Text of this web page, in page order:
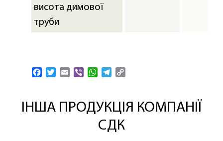
висота димової
труби
Facebook
TwitterEmailViberWhatsApp
Telegram
ІНША ПРОДУКЦІЯ КОМПАНІЇ
СДК